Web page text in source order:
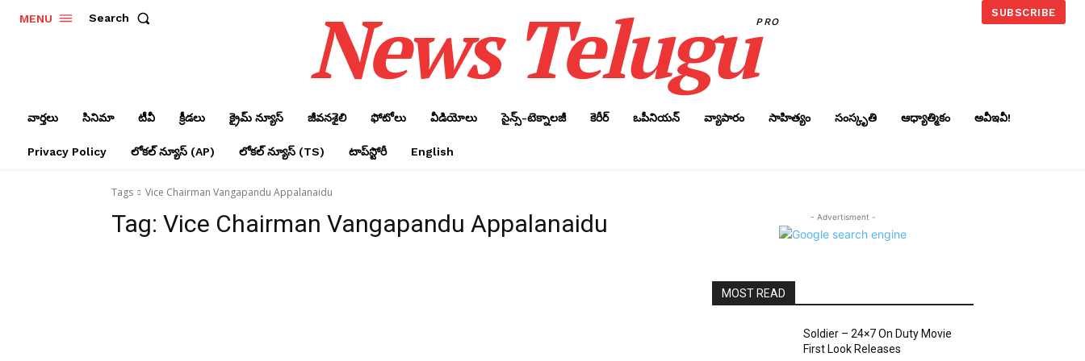
MENU Search News TeluguPRO
SUBSCRIBE
వార్తలు సినిమా టీవీ క్రీడలు క్రైమ్ న్యూస్‌ జీవనశైలి ఫోటోలు వీడియోలు సైన్స్‌-టెక్నాలజీ కెరీర్‌ ఒపీనియన్‌ వ్యాపారం సాహిత్యం సంస్కృతి ఆధ్యాత్మికం అవీఇవీ!
Privacy Policy లోక‌ల్ న్యూస్‌ (AP) లోక‌ల్ న్యూస్‌ (TS) టాప్‌స్టోరీ English
Tags Vice Chairman Vangapandu Appalanaidu
Tag: Vice Chairman Vangapandu Appalanaidu - Advertisment -
MOST READ
Soldier – 24×7 On Duty Movie
First Look Releases